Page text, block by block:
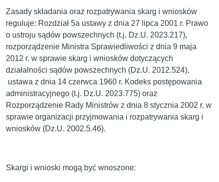
Zasady składania oraz rozpatrywania skarg i wniosków
reguluje: Rozdział 5a ustawy z dnia 27 lipca 2001 r. Prawo
o ustroju sądów powszechnych (t.j. Dz.U. 2023.217),
rozporządzenie Ministra Sprawiedliwości z dnia 9 maja
2012 r. w sprawie skarg i wniosków dotyczących
działalności sądów powszechnych (Dz.U. 2012.524),
ustawa z dnia 14 czerwca 1960 r. Kodeks postępowania
administracyjnego (t.j. Dz.U. 2023.775) oraz
Rozporządzenie Rady Ministrów z dnia 8 stycznia 2002 r. w
sprawie organizacji przyjmowania i rozpatrywania skarg i
wniosków (Dz.U. 2002.5.46).
Skargi i wnioski mogą być wnoszone: